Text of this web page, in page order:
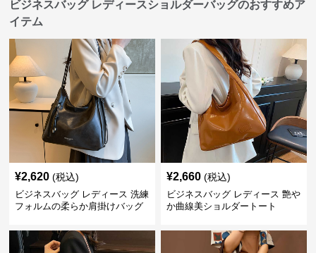
ビジネスバッグ レディースショルダーバッグのおすすめア
イテム
¥2,620 (税込)
ビジネスバッグ レディース 洗練
フォルムの柔らか肩掛けバッグ
¥2,660 (税込)
ビジネスバッグ レディース 艶や
か曲線美ショルダートート